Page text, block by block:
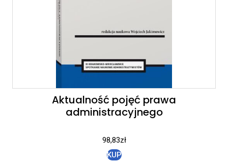
Aktualność pojęć prawa
administracyjnego
98,83zł
KUP